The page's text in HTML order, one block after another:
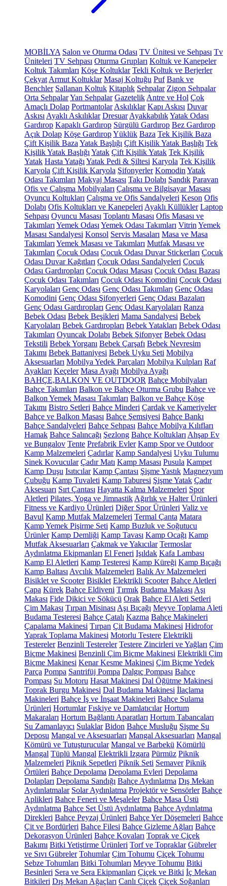
MOBİLYA Salon ve Oturma Odası TV Ünitesi ve Sehpası Tv
Üniteleri TV Sehpası Oturma Grupları Koltuk ve Kanepeler
Koltuk Takımları Köşe Koltuklar Tekli Koltuk ve Berjerler
Çekyat Armut Koltuklar Masaj Koltuğu Puf Bank ve
Benchler Sallanan Koltuk Kitaplık Sehpalar Zigon Sehpalar
Orta SehpalarYan Sehpalar Gazetelik Antre ve Hol Çok
Amaçlı Dolap Portmantolar Askılıklar Kapı Askısı Duvar
Askısı Ayaklı Askılıklar Dresuar AyakkabılıkYatak Odası
Gardırop Kapaklı Gardırop Sürgülü Gardırop Bez Gardırop
Açık Dolap Köşe GardıropYüklük Baza Tek Kişilik Baza
Çift Kişilik Baza Yatak Başlığı Çift Kişilik Yatak Başlığı Tek
Kişilik Yatak Başlığı Yatak Çift Kişilik Yatak Tek Kişilik
Yatak Hasta Yatağı Yatak Pedi & Şiltesi Karyola Tek Kişilik
Karyola Çift Kişilik Karyola Şifonyerler Komodin Yatak
Odası Takımları Makyaj Masası Takı Dolabı Sandık Paravan
Ofis ve Çalışma Mobilyaları Çalışma ve Bilgisayar Masası
Oyuncu Koltukları Çalışma ve Ofis Sandalyeleri Keson Ofis
Dolabı Ofis Koltukları ve Kanepeleri Ayaklı Küllükler Laptop
Sehpası Oyuncu Masası Toplantı Masası Ofis Masası ve
Takımları Yemek Odası Yemek Odası Takımları Vitrin Yemek
Masası Sandalyesi Konsol Servis Masaları Masa ve Masa
Takımları Yemek Masası ve Takımları Mutfak Masası ve
Takımları Çocuk Odası Çocuk Odası Duvar Stickerları Çocuk
Odası Duvar Kağıtları Çocuk Odası Sandalyeleri Çocuk
Odası Gardıropları Çocuk Odası Masası Çocuk Odası Bazası
Çocuk Odası Takımları Çocuk Odası Komodini Çocuk Odası
Karyolaları Genç Odası Genç Odası Takımları Genç Odası
Komodini Genç Odası Şifonyerleri Genç Odası Bazaları
Genç Odası Gardıropları Genç Odası Karyolaları Ranza
Bebek Odası Bebek Beşikleri Mama Sandalyesi Bebek
Karyolaları Bebek Gardıropları Bebek Yatakları Bebek Odası
Takımları Oyuncak Dolabı Bebek Şifonyer Bebek Odası
Tekstili Bebek Yorganı Bebek Çarşafı Bebek Nevresim
Takımı Bebek Battaniyesi Bebek Uyku Seti Mobilya
Aksesuarları Mobilya Yedek Parçaları Mobilya Kulpları Raf
Ayakları Keçeler Masa Ayağı Mobilya Ayağı
BAHÇE,BALKON VE OUTDOOR Bahçe Mobilyaları
Bahçe Takımları Balkon ve Bahçe Oturma Grubu Bahçe ve
Balkon Yemek Masası Takımları Balkon ve Bahçe Köşe
Takımı Bistro Setleri Bahçe Minderi Çardak ve Kameriyeler
Bahçe ve Balkon Masası Bahçe Şemsiyesi Bahçe Bankı
Bahçe Sandalyeleri Bahçe Sehpası Bahçe Mobilya Kılıfları
Hamak Bahçe Salıncağı Şezlong Bahçe Koltukları Ahşap Ev
ve Bungalov Tente Prefabrik Evler Kamp Spor ve Outdoor
Kamp Malzemeleri Çadırlar Kamp Sandalyesi Uyku Tulumu
Sinek Kovucular Çadır Matı Kamp Masası Pusula Kampet
Kamp Duşu Isıtıcılar Kamp Çantası Şişme Yastık Magnezyum
Çubuğu Kamp Tuvaleti Kamp Taburesi Şişme Yatak Çadır
Aksesuarı Sırt Çantası Hayatta Kalma Malzemeleri Spor
Aletleri Pilates, Yoga ve Jimnastik Ağırlık ve Halter Ürünleri
Fitness ve Kardiyo Ürünleri Diğer Spor Ürünleri Valiz ve
Bavul Kamp Mutfak Malzemeleri Termal Çanta Matara
Kamp Yemek Pişirme Seti Kamp Buzluk ve Soğutucu
Ürünler Kamp Demliği Kamp Tavası Kamp Ocağı Kamp
Mutfak Aksesuarları Çakmak ve Yakıcılar Termoslar
Aydınlatma Ekipmanları El Feneri Işıldak Kafa Lambası
Kamp El Aletleri Kamp Testeresi Kamp Küreği Kamp Bıçağı
Kamp Baltası Avcılık Malzemeleri Balık Av Malzemeleri
Bisiklet ve Scooter Bisiklet Elektrikli Scooter Bahçe Aletleri
Çapa Kürek Bahçe Eldiveni Tırmık Budama Makası Aşı
Makası Fide Dikici ve Sökücü Orak Bahçe El Aleti Setleri
Çim Makası Tırpan Misinası Aşı Bıçağı Meyve Toplama Aleti
Budama Testeresi Bahçe Çatalı Kazma Bahçe Makineleri
Çapalama Makinesi Tırpan Çit Budama Makinesi Hidrofor
Yaprak Toplama Makinesi Motorlu Testere Elektrikli
Testereler Benzinli Testereler Testere Zincirleri ve Yağları Çim
Biçme Makinesi Benzinli Çim Biçme Makinesi Elektrikli Çim
Biçme Makinesi Kenar Kesme Makinesi Çim Biçme Yedek
Parça Pompa Santrifüj Pompa Dalgıç Pompası Bahçe
Pompası Su Motoru Hasat Makinesi Dal Öğütme Makinesi
Toprak Burgu Makinesi Dal Budama Makinesi İlaçlama
Makineleri Bahçe İş ve İnşaat Makineleri Bahçe Sulama
Ürünleri Hortumlar Fıskiye ve Damlatıcılar Hortum
Makaraları Hortum Bağlantı Aparatları Hortum Tabancaları
Su Zamanlayıcı Sulaklar Bidon Bahçe Musluğu Şişme Su
Deposu Mangal ve Aksesuarları Mangal Aksesuarları Mangal
Kömürü ve Tutuşturucular Mangal ve Barbekü Kömürlü
Mangal Tüplü Mangal Elektrikli Izgara Pürmüz Piknik
Malzemeleri Piknik Sepetleri Piknik Seti Semaver Piknik
Örtüleri Bahçe Depolama Depolama Evleri Depolama
Dolapları Depolama Sandığı Bahçe Aydınlatma Dış Mekan
Aydınlatmalar Solar Aydınlatma Projektör ve Sensörler Bahçe
Aplikleri Bahçe Feneri ve Meşaleler Bahçe Masa Üstü
Aydınlatma Bahçe Set Üstü Aydınlatma Bahçe Aydınlatma
Direkleri Bahçe Peyzaj Ürünleri Bahçe Yer Döşemeleri Bahçe
Çit ve Bordürleri Bahçe Filesi Bahçe Gizleme Ağları Bahçe
Dekorasyon Ürünleri Bahçe Kovaları Toprak ve Çiçek
Bakımı Bitki Yetiştirme Ürünleri Torf ve Topraklar Gübreler
ve Sıvı Gübreler Tohumlar Çim Tohumu Çiçek Tohumu
Sebze Tohumları Bitki Tohumları Meyve Tohumu Bitki
Besinleri Sera ve Sera Ekipmanları Çiçek ve Bitki İç Mekan
Bitkileri Dış Mekan Ağaçları Canlı Çiçek Çiçek Soğanları